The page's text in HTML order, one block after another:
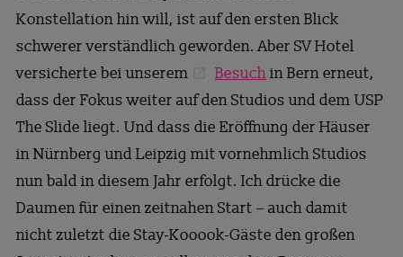
Konstellation hin will, ist auf den ersten Blick
schwerer verständlich geworden. Aber SV Hotel
versicherte bei unserem
Besuchin Bern erneut,
dass der Fokus weiter auf den Studios und dem USP
The Slide liegt. Und dass die Eröffnung der Häuser
in Nürnberg und Leipzig mit vornehmlich Studios
nun bald in diesem Jahr erfolgt. Ich drücke die
Daumen für einen zeitnahen Start – auch damit
nicht zuletzt die Stay-Kooook-Gäste den großen